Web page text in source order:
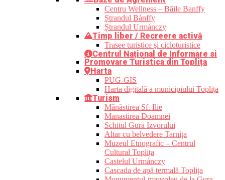
Centru Wellness – Băile Banffy
Ștrandul Bánffy
Ștrandul Urmánczy
Timp liber / Recreere activă
Trasee turistice şi cicloturistice
Centrul Național de Informare si
Promovare Turistica din Toplița
Harta
PUG-GIS
Harta digitală a municipiului Toplița
Turism
Mânăstirea Sf. Ilie
Manastirea Doamnei
Schitul Gura Izvorului
Altar cu belvedere Tarnița
Muzeul Etnografic – Centrul
Cultural Toplița
Castelul Urmánczy
Cascada de apă termală Toplița